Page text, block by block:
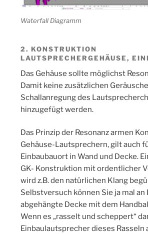
Waterfall Diagramm
2. KONSTRUKTION
LAUTSPRECHERGEHÄUSE,
Das Gehäuse sollte möglichst
Damit keine zusätzlichen
Schallanregung des
hinzugefügt werden.
Das Prinzip der Resonanz armen
Gehäuse-Lautsprechern, gilt auch
Einbaubauort in Wand und Decke.
GK- Konstruktion mit ordentlicher
wird z.B. den natürlichen Klang
Selbstversuch können Sie ja mal an
abgehängte Decke mit dem
Wenn es „rasselt und scheppert“
Einbaulautsprecher dieses Rasseln